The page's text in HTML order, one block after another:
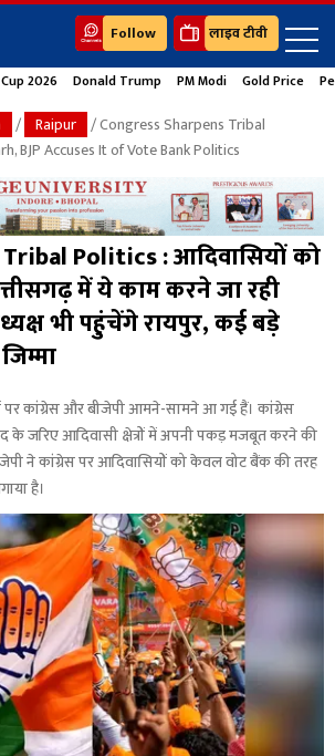
Follow लाइव टीवी
2026 Donald Trump PM Modi Gold Price
/ Raipur / Congress Sharpens Tribal
BJP Accuses It of Vote Bank Politics
Politics : आदिवासियों को
में ये काम करने जा रही
भी पहुंचेंगे रायपुर, कई बड़े
पर कांग्रेस और बीजेपी आमने-सामने आ गई हैं। कांग्रेस
के जरिए आदिवासी क्षेत्रों में अपनी पकड़ मजबूत करने की
ने कांग्रेस पर आदिवासियों को केवल वोट बैंक की तरह
है।